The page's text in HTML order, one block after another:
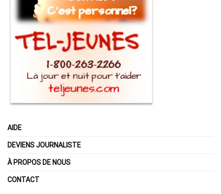
AIDE
DEVIENS JOURNALISTE
À PROPOS DE NOUS
CONTACT